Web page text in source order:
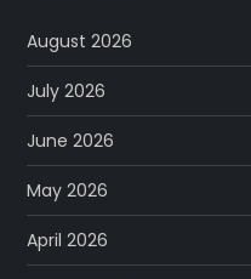
August 2026
July 2026
June 2026
May 2026
April 2026